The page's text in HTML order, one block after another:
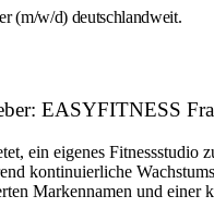
(m/w/d) deutschlandweit.
EASYFITNESS
eigenes Fitnessstudio
kontinuierliche
Markennamen und